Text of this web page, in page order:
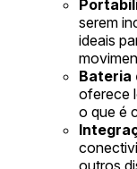
serem
ideais
Bateria
oferece
o que é
outros